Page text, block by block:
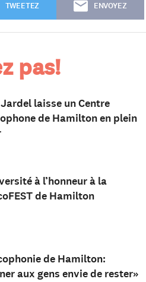
TWEETEZ ENVOYEZ
pas!
laisse un Centre
de Hamilton en plein
à l’honneur à la
de Hamilton
de Hamilton:
aux gens envie de rester»